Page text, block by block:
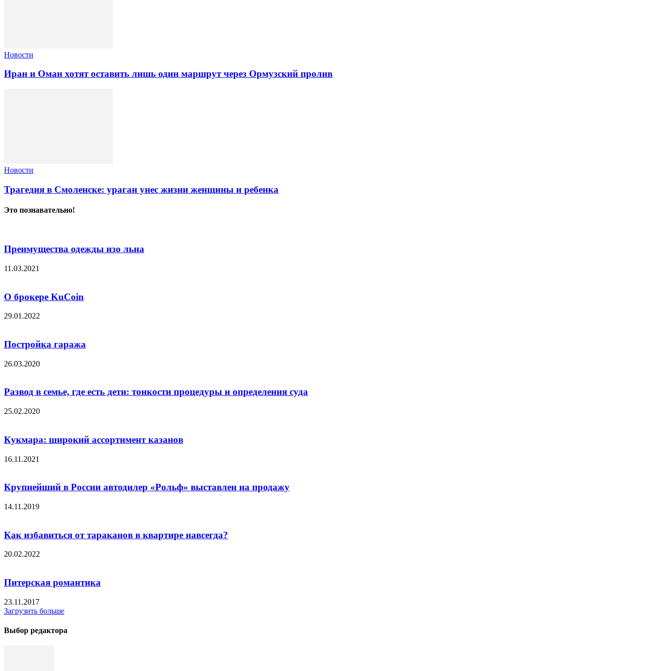
Новости
Иран и Оман хотят оставить лишь один маршрут через Ормузский пролив
Новости
Трагедия в Смоленске: ураган унес жизни женщины и ребенка
Это познавательно!
Преимущества одежды изо льна
11.03.2021
О брокере KuCoin‌
29.01.2022
Постройка гаража
26.03.2020
Развод в семье, где есть дети: тонкости процедуры и определения суда
25.02.2020
Кукмара: широкий ассортимент казанов
16.11.2021
Крупнейший в России автодилер «Рольф» выставлен на продажу
14.11.2019
Как избавиться от тараканов в квартире навсегда?
20.02.2022
Питерская романтика
23.11.2017
Загрузить больше
Выбор редактора